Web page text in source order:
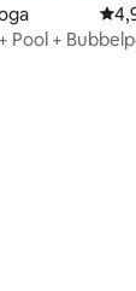
omdömen
4,9
Pool +